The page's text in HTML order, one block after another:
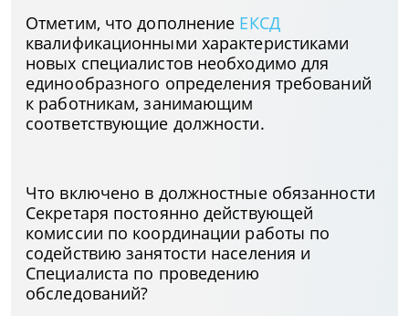
Отметим, что дополнение ЕКСД
квалификационными характеристиками
новых специалистов необходимо для
единообразного определения требований
к работникам, занимающим
соответствующие должности.
Что включено в должностные обязанности
Секретаря постоянно действующей
комиссии по координации работы по
содействию занятости населения и
Специалиста по проведению
обследований?